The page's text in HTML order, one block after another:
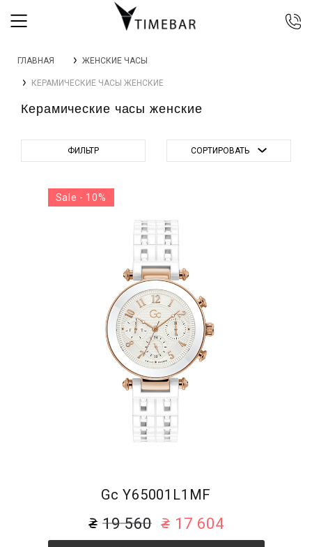
044 392 44 45
067 344 14 44 (viber)
0 800 305 805
ГЛАВНАЯ ЖЕНСКИЕ ЧАСЫ
КЕРАМИЧЕСКИЕ ЧАСЫ ЖЕНСКИЕ
Керамические часы женские
ФИЛЬТР СОРТИРОВАТЬ
Gc Y65001L1MF
19 560 17 604
Sale - 10%